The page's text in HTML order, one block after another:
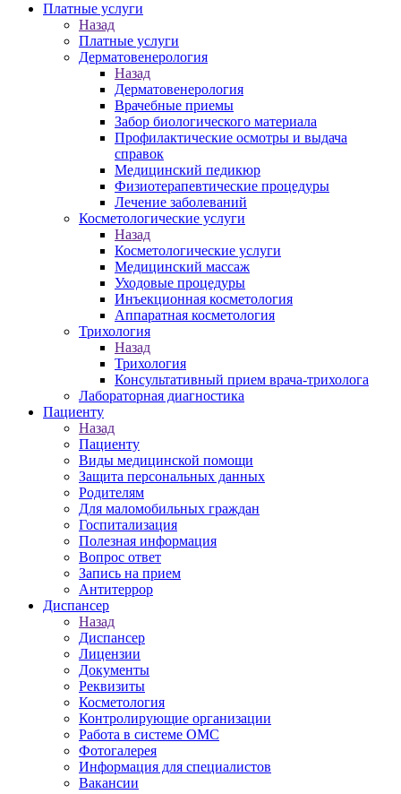
Платные услуги
Назад
Платные услуги
Дерматовенерология
Назад
Дерматовенерология
Врачебные приемы
Забор биологического материала
Профилактические осмотры и выдача
справок
Медицинский педикюр
Физиотерапевтические процедуры
Лечение заболеваний
Косметологические услуги
Назад
Косметологические услуги
Медицинский массаж
Уходовые процедуры
Инъекционная косметология
Аппаратная косметология
Трихология
Назад
Трихология
Консультативный прием врача-трихолога
Лабораторная диагностика
Пациенту
Назад
Пациенту
Виды медицинской помощи
Защита персональных данных
Родителям
Для маломобильных граждан
Госпитализация
Полезная информация
Вопрос ответ
Запись на прием
Антитеррор
Диспансер
Назад
Диспансер
Лицензии
Документы
Реквизиты
Косметология
Контролирующие организации
Работа в системе ОМС
Фотогалерея
Информация для специалистов
Вакансии